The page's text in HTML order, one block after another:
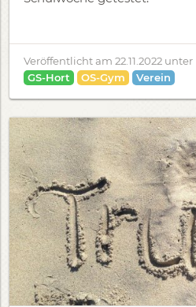
Veröffentlicht am 22.11.2022 unter
GS-Hort
OS-Gym Verein